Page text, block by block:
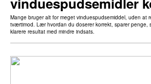
Mange bruger alt for meget vinduespudsemiddel, uden at
tværtimod. Lær hvordan du doserer korrekt, sparer penge,
klarere resultat med mindre indsats.